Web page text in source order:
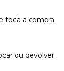
toda a compra.
ou devolver.